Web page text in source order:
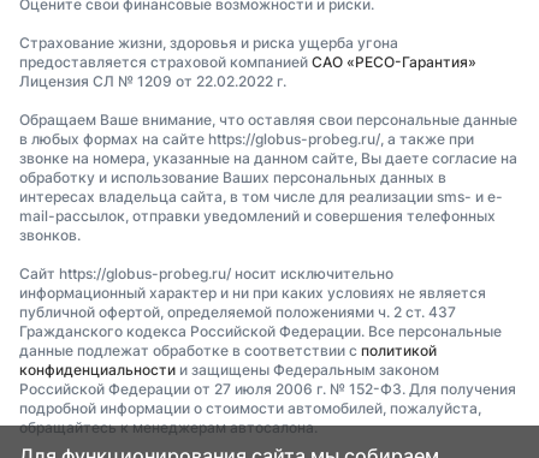
Оцените свои финансовые возможности и риски.
Страхование жизни, здоровья и риска ущерба угона
предоставляется страховой компанией САО «РЕСО-Гарантия»
Лицензия СЛ № 1209 от 22.02.2022 г.
Обращаем Ваше внимание, что оставляя свои персональные данные
в любых формах на сайте https://globus-probeg.ru/, а также при
звонке на номера, указанные на данном сайте, Вы даете согласие на
обработку и использование Ваших персональных данных в
интересах владельца сайта, в том числе для реализации sms- и e-
mail-рассылок, отправки уведомлений и совершения телефонных
звонков.
Сайт https://globus-probeg.ru/ носит исключительно
информационный характер и ни при каких условиях не является
публичной офертой, определяемой положениями ч. 2 ст. 437
Гражданского кодекса Российской Федерации. Все персональные
данные подлежат обработке в соответствии с политикой
конфиденциальности и защищены Федеральным законом
Российской Федерации от 27 июля 2006 г. № 152-ФЗ. Для получения
подробной информации о стоимости автомобилей, пожалуйста,
обращайтесь к менеджерам автосалона.